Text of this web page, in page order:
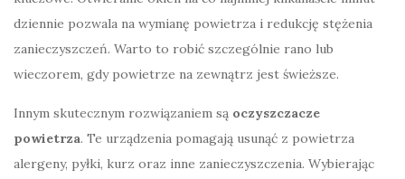
dziennie pozwala na wymianę powietrza i redukcję stężenia
zanieczyszczeń. Warto to robić szczególnie rano lub
wieczorem, gdy powietrze na zewnątrz jest świeższe.
Innym skutecznym rozwiązaniem są oczyszczacze
powietrza. Te urządzenia pomagają usunąć z powietrza
alergeny, pyłki, kurz oraz inne zanieczyszczenia. Wybierając